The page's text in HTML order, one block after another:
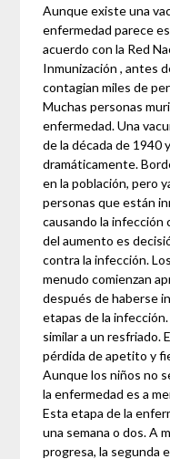
Aunque existe una
enfermedad parece
acuerdo con la Red
Inmunización , antes
contagian miles de
Muchas personas
enfermedad. Una
de la década de 1940
dramáticamente.
en la población, pero
personas que están
causando la infección
del aumento es
contra la infección.
menudo comienzan
después de haberse
etapas de la
similar a un resfriado.
pérdida de apetito y
Aunque los niños no
la enfermedad es a
Esta etapa de la
una semana o dos. A
progresa, la segunda